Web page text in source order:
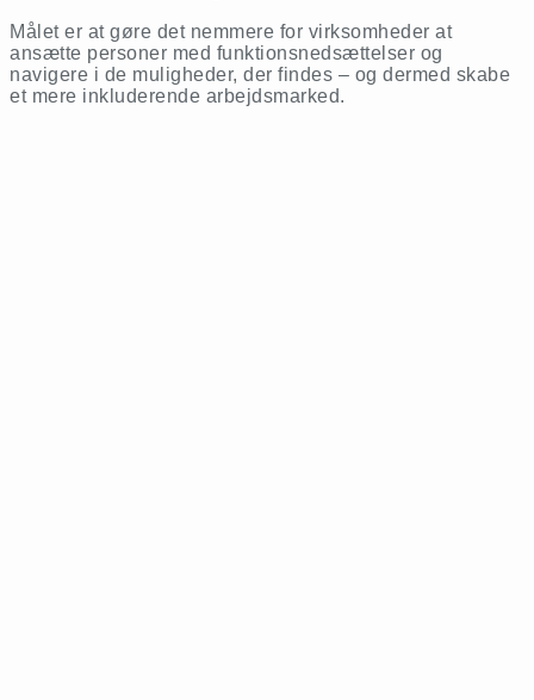
Målet er at gøre det nemmere for virksomheder at
ansætte personer med funktionsnedsættelser og
navigere i de muligheder, der findes – og dermed skabe
et mere inkluderende arbejdsmarked.